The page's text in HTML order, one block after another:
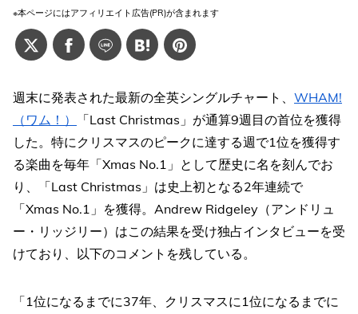
※本ページにはアフィリエイト広告(PR)が含まれます
週末に発表された最新の全英シングルチャート、 WHAM!
（ワム！）
「Last Christmas」が通算9週目の首位を獲得
した。特にクリスマスのピークに達する週で1位を獲得す
る楽曲を毎年「Xmas No.1」として歴史に名を刻んでお
り、「Last Christmas」は史上初となる2年連続で
「Xmas No.1」を獲得。Andrew Ridgeley（アンドリュ
ー・リッジリー）はこの結果を受け独占インタビューを受
けており、以下のコメントを残している。
「1位になるまでに37年、クリスマスに1位になるまでに